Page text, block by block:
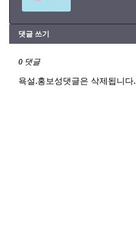
댓글 쓰기
0 댓글
욕설.홍보성댓글은 삭제됩니다.